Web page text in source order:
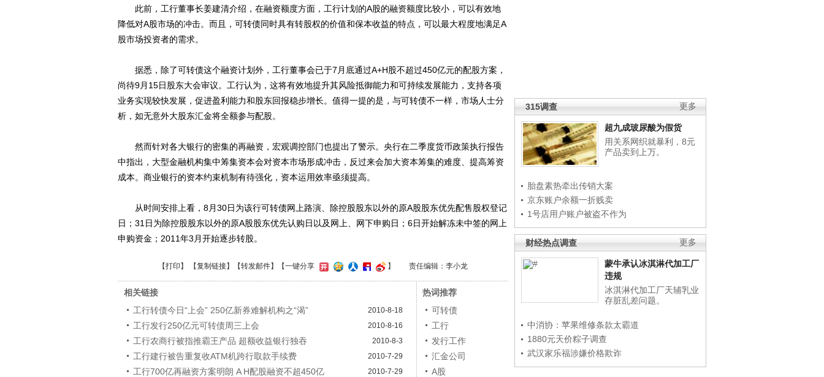
更多
315调查
超九成玻尿酸为假货
用关系网织就暴利，8元
产品卖到上万。
胎盘素热牵出传销大案
京东账户余额一折贱卖
1号店用户账户被盗不作为
更多
财经热点调查
蒙牛承认冰淇淋代加工厂
违规
冰淇淋代加工厂天辅乳业
存脏乱差问题。
中消协：苹果维修条款太霸道
1880元天价粽子调查
武汉家乐福涉嫌价格欺诈
此前，工行董事长姜建清介绍，在融资额度方面，工行计划的A股的融资额度比较小，可以有效地
降低对A股市场的冲击。而且，可转债同时具有转股权的价值和保本收益的特点，可以最大程度地满足A
股市场投资者的需求。
据悉，除了可转债这个融资计划外，工行董事会已于7月底通过A+H股不超过450亿元的配股方案，
尚待9月15日股东大会审议。工行认为，这将有效地提升其风险抵御能力和可持续发展能力，支持各项
业务实现较快发展，促进盈利能力和股东回报稳步增长。值得一提的是，与可转债不一样，市场人士分
析，如无意外大股东汇金将全额参与配股。
然而针对各大银行的密集的再融资，宏观调控部门也提出了警示。央行在二季度货币政策执行报告
中指出，大型金融机构集中筹集资本会对资本市场形成冲击，反过来会加大资本筹集的难度、提高筹资
成本。商业银行的资本约束机制有待强化，资本运用效率亟须提高。
从时间安排上看，8月30日为该行可转债网上路演、除控股股东以外的原A股股东优先配售股权登记
日；31日为除控股股东以外的原A股股东优先认购日以及网上、网下申购日；6日开始解冻未中签的网上
申购资金；2011年3月开始逐步转股。
【打印 】 【复制链接】【转发邮件】 【一键分享 】 责任编辑：李小龙
相关链接
工行转债今日“上会” 250亿新券难解机构之“渴”
2010-8-18
工行发行250亿元可转债周三上会 2010-8-16
工行农商行被指推霸王产品 超额收益银行独吞 2010-8-3
工行建行被告重复收ATM机跨行取款手续费 2010-7-29
工行700亿再融资方案明朗 A H配股融资不超450亿 2010-7-29
热词推荐
可转债
工行
发行工作
汇金公司
A股